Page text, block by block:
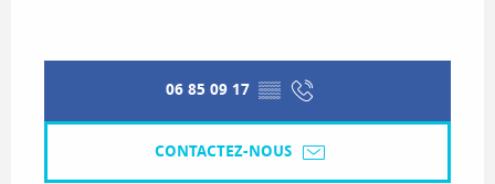
06 85 09 17 ▒▒
CONTACTEZ-NOUS